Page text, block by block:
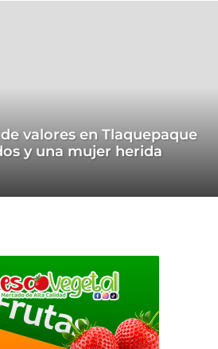
valores en Tlaquepaque
y una mujer herida